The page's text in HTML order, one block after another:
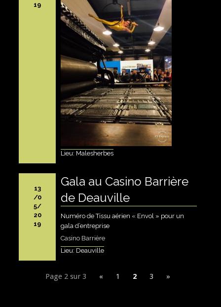
19
Lieu: Malesherbes
13
/0
5/
20
19
Gala au Casino Barrière
de Deauville
Numéro de Tissu aérien « Envol » pour un
gala d’entreprise
Casino Barrière
Lieu: Deauville
Page 2 sur 3 « 1 2 3 »